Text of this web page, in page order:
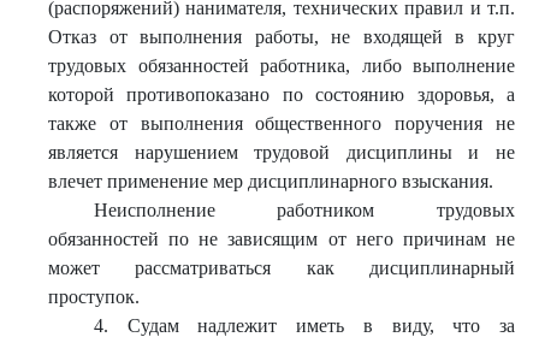
(распоряжений) нанимателя, технических правил и т.п.
Отказ от выполнения работы, не входящей в круг
трудовых обязанностей работника, либо выполнение
которой противопоказано по состоянию здоровья, а
также от выполнения общественного поручения не
является нарушением трудовой дисциплины и не
влечет применение мер дисциплинарного взыскания.
Неисполнение работником трудовых
обязанностей по не зависящим от него причинам не
может рассматриваться как дисциплинарный
проступок.
4. Судам надлежит иметь в виду, что за